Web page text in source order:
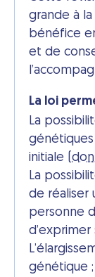
grande à
bénéfice
et de
La loi
La
initiale (
La
de réaliser
personne
génétique ;